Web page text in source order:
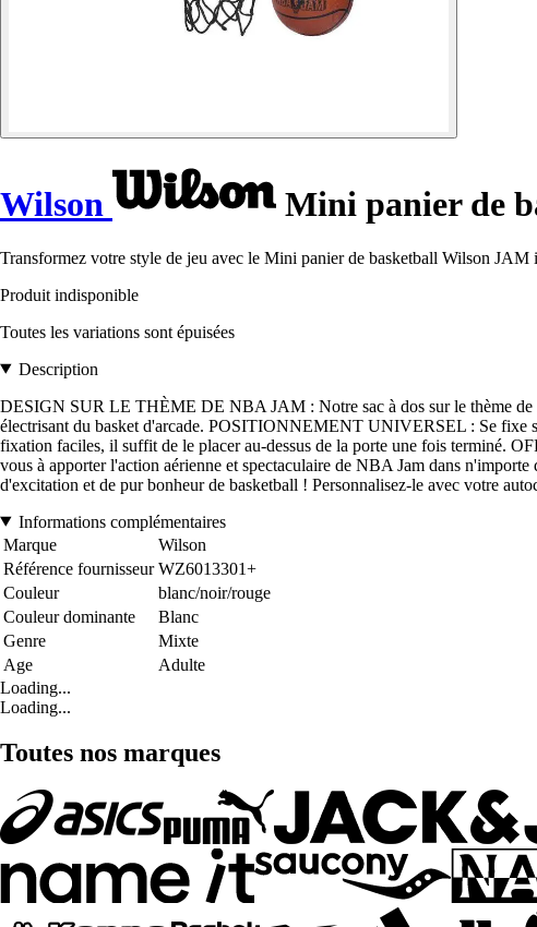
Wilson Mini panier de
Transformez votre style de jeu avec le Mini panier de basketball Wilson
Produit indisponible
Toutes les variations sont épuisées
Description
DESIGN SUR LE THÈME DE NBA JAM : Notre sac à dos sur le thème de
électrisant du basket d'arcade. POSITIONNEMENT UNIVERSEL : Se fixe
fixation faciles, il suffit de le placer au-dessus de la porte une fois terminé.
vous à apporter l'action aérienne et spectaculaire de NBA Jam dans
d'excitation et de pur bonheur de basketball ! Personnalisez-le avec votre
Informations complémentaires
Marque
Wilson
Référence fournisseur WZ6013301+
Couleur
blanc/noir/rouge
Couleur dominante
Blanc
Genre
Mixte
Age
Adulte
Loading...
Loading...
Toutes nos marques